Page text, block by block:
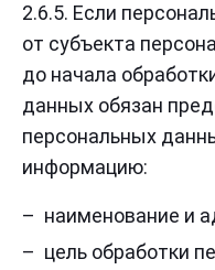
2.6.5. Если
от субъекта
до начала
данных обязан
персональных
информацию:
наименование и
цель обработки